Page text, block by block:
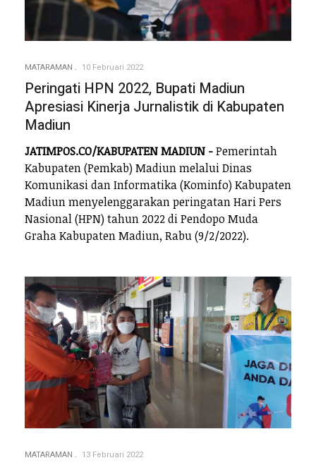
MATARAMAN 10 Februari 2022
Peringati HPN 2022, Bupati Madiun
Apresiasi Kinerja Jurnalistik di Kabupaten
Madiun
JATIMPOS.CO/KABUPATEN MADIUN -Pemerintah
Kabupaten (Pemkab) Madiun melalui Dinas
Komunikasi dan Informatika (Kominfo) Kabupaten
Madiun menyelenggarakan peringatan Hari Pers
Nasional (HPN) tahun 2022 di Pendopo Muda
Graha Kabupaten Madiun, Rabu (9/2/2022).
MATARAMAN 13 Februari 2022